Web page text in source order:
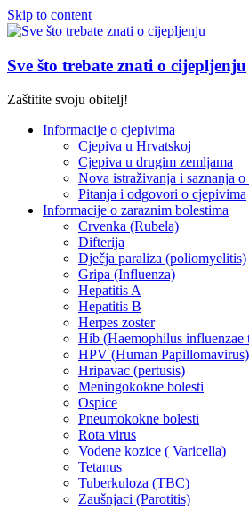
Skip to content
Sve što trebate znati o cijepljenju
Zaštitite svoju obitelj!
Informacije o cjepivima
Cjepiva u Hrvatskoj
Cjepiva u drugim zemljama
Nova istraživanja i saznanja
Pitanja i odgovori o cjepivima
Informacije o zaraznim bolestima
Crvenka (Rubela)
Difterija
Dječja paraliza (poliomyelitis)
Gripa (Influenza)
Hepatitis A
Hepatitis B
Herpes zoster
Hib (Haemophilus influenzae
HPV (Human Papillomavirus)
Hripavac (pertusis)
Meningokokne bolesti
Ospice
Pneumokokne bolesti
Rota virus
Vodene kozice ( Varicella)
Tetanus
Tuberkuloza (TBC)
Zaušnjaci (Parotitis)